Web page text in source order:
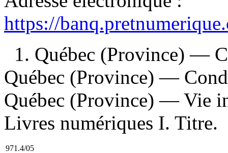
https://
1. Québec (Province) —
Québec (Province) —
Québec (Province) — Vie
Livres numériques I. Titre.
971.4/05